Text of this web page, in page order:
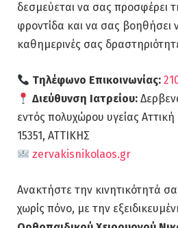
δεσμεύεται να σας προσφέρει
φροντίδα και να σας βοηθήσει
καθημερινές σας
Τηλέφωνο Επικοινωνίας:
Διεύθυνση Ιατρείου:
εντός πολυχώρου υγείας
15351, ΑΤΤΙΚΗΣ
zervakisnikolaos.gr
Ανακτήστε την κινητικότητά
χωρίς πόνο, με την